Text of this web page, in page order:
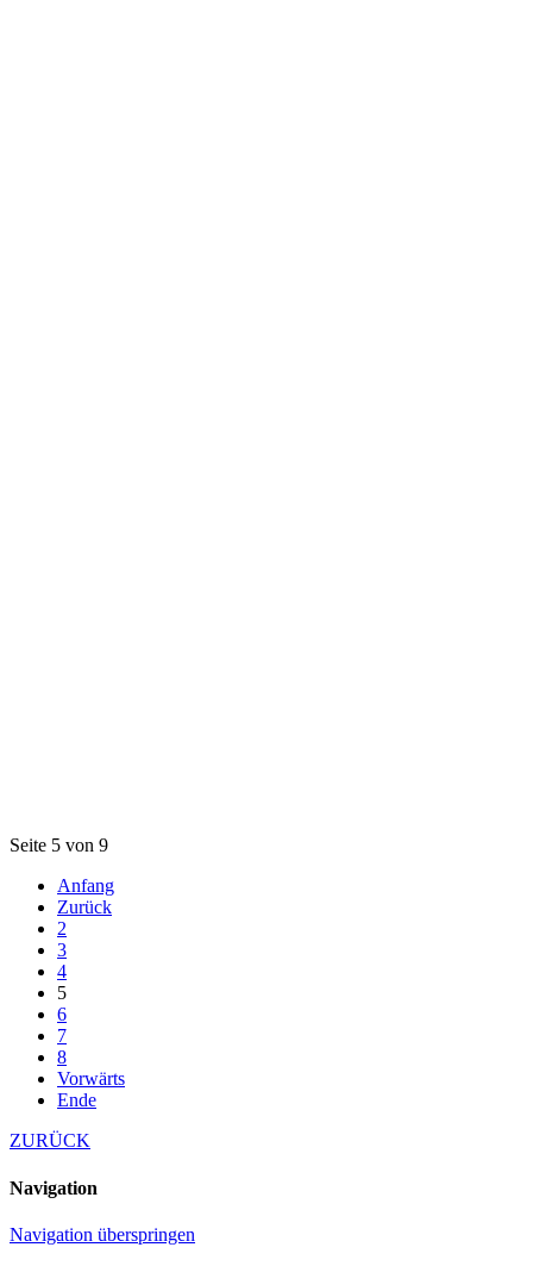
Seite 5 von 9
Anfang
Zurück
2
3
4
5
6
7
8
Vorwärts
Ende
ZURÜCK
Navigation
Navigation überspringen